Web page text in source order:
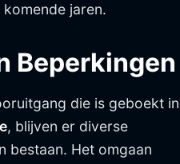
jaren.
Beperkingen
die is geboekt in
, blijven er diverse
bestaan. Het omgaan